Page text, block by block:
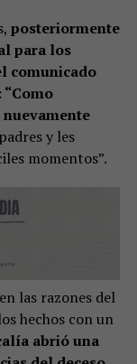
posteriormente
para los
comunicado
y les
momentos”.
las razones del
hechos con un
abrió una